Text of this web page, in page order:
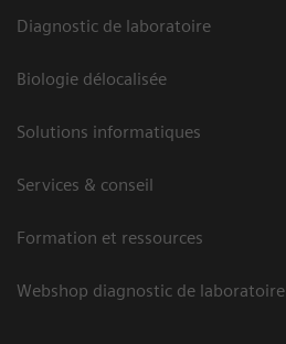
Diagnostic de laboratoire
Biologie délocalisée
Solutions informatiques
Services & conseil
Formation et ressources
Webshop diagnostic de laboratoire